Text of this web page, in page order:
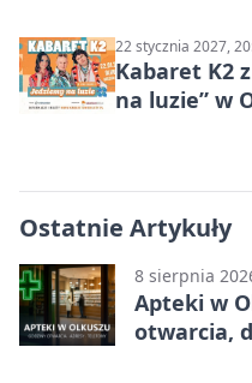
22 stycznia 2027,
Kabaret K2
na luzie” w
Ostatnie Artykuły
8 sierpnia
Apteki w
otwarcia,